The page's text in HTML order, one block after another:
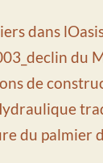
dans
du
de
du palmier